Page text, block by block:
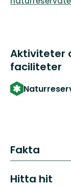
Aktiviteter
faciliteter
Fakta
Hitta hit